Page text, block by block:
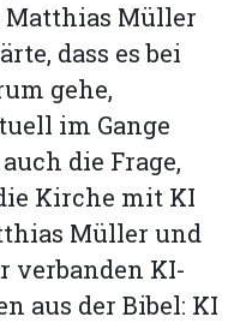
Matthias Müller
dass es bei
gehe,
im Gange
die Frage,
Kirche mit KI
Müller und
verbanden KI-
aus der Bibel: KI